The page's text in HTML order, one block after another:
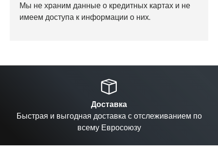
Мы не храним данные о кредитных картах и не
имеем доступа к информации о них.
Доставка
Быстрая и выгодная доставка с отслеживанием по
всему Евросоюзу